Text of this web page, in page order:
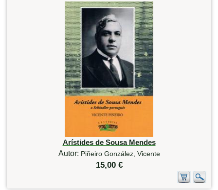
Arístides de Sousa Mendes
Autor: Piñeiro González, Vicente
15,00 €